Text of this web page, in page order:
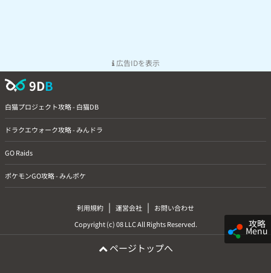
攻略
Menu
広告IDを表示
9DB
白猫プロジェクト攻略 - 白猫DB
ドラクエウォーク攻略 - みんドラ
GO Raids
ポケモンGO攻略 - みんポケ
利用規約 | 運営会社 |
お問い合わせ
Copyright (c) 08 LLC All Rights Reserved.
ページトップへ